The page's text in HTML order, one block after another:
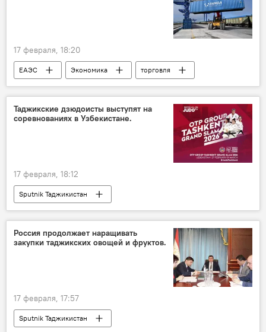
17 февраля, 18:20
ЕАЭС Экономика торговля
Таджикские дзюдоисты выступят на
соревнованиях в Узбекистане.
17 февраля, 18:12
Sputnik Таджикистан
Россия продолжает наращивать
закупки таджикских овощей и фруктов.
17 февраля, 17:57
Sputnik Таджикистан